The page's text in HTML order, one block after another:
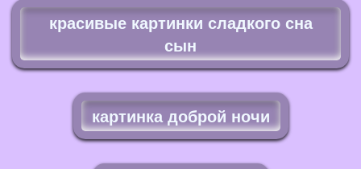
красивые картинки сладкого сна
сын
картинка доброй ночи